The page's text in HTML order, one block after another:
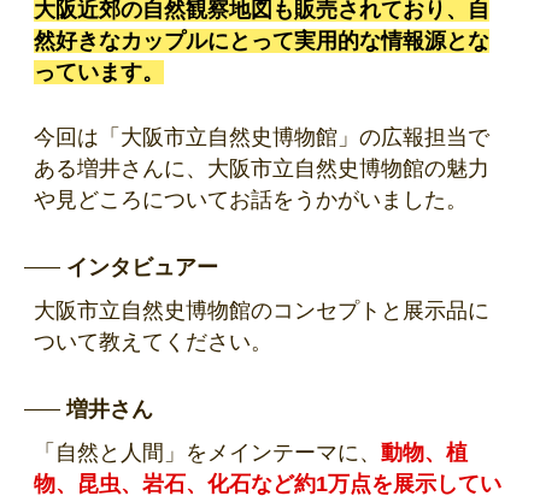
大阪近郊の自然観察地図も販売されており、自
然好きなカップルにとって実用的な情報源とな
っています。
今回は「大阪市立自然史博物館」の広報担当で
ある増井さんに、大阪市立自然史博物館の魅力
や見どころについてお話をうかがいました。
インタビュアー
大阪市立自然史博物館のコンセプトと展示品に
ついて教えてください。
増井さん
「自然と人間」をメインテーマに、 動物、植
物、昆虫、岩石、化石など約1万点を展示してい